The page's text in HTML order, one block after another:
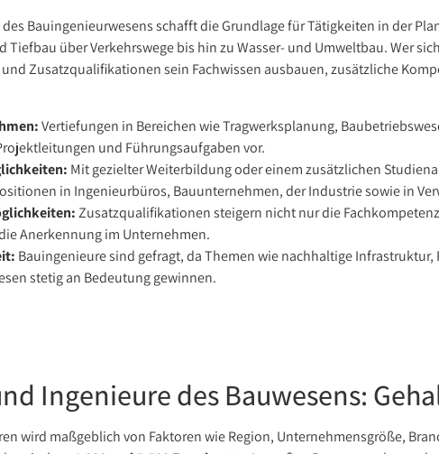
Bauingenieurwesens schafft die Grundlage für Tätigkeiten in der
Tiefbau über Verkehrswege bis hin zu Wasser- und Umweltbau. Wer
Zusatzqualifikationen sein Fachwissen ausbauen, zusätzliche
Vertiefungen in Bereichen wie Tragwerksplanung,
und Führungsaufgaben vor.
Mit gezielter Weiterbildung oder einem zusätzlichen
in Ingenieurbüros, Bauunternehmen, der Industrie sowie in
Zusatzqualifikationen steigern nicht nur die
Anerkennung im Unternehmen.
Bauingenieure sind gefragt, da Themen wie nachhaltige
stetig an Bedeutung gewinnen.
Ingenieure des Bauwesens:
wird maßgeblich von Faktoren wie Region, Unternehmensgröße,